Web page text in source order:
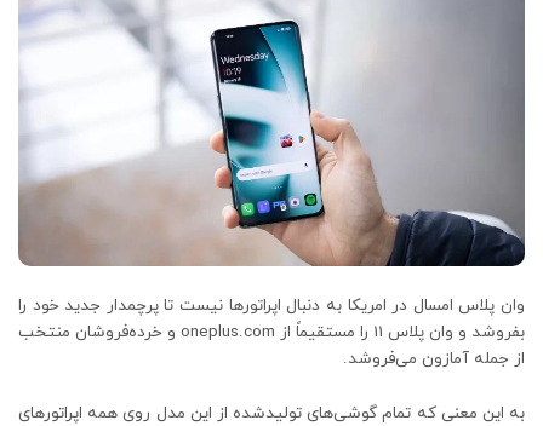
وان پلاس امسال در امریکا به دنبال اپراتورها نیست تا پرچمدار جدید خود را
بفروشد و وان پلاس 11 را مستقیماً از oneplus.com و خرده‌فروشان منتخب
از جمله آمازون می‌فروشد.
به این معنی که تمام گوشی‌های تولیدشده از این مدل روی همه اپراتورهای